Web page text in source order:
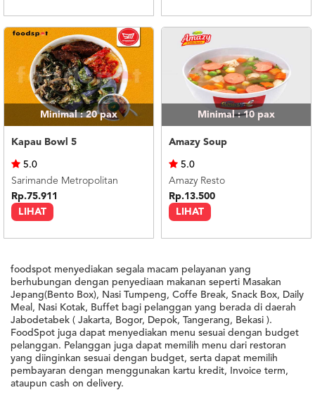
Minimal : 20pax
Kapau Bowl 5
LIHAT
5.0
Sarimande Metropolitan
Rp.75.911
Minimal : 10 pax
Amazy Soup
LIHAT
5.0
Amazy Resto
Rp.13.500
foodspot menyediakan segala macam pelayanan yang
berhubungan dengan penyediaan makanan seperti Masakan
Jepang(Bento Box), Nasi Tumpeng, Coffe Break, Snack Box, Daily
Meal, Nasi Kotak, Buffet bagi pelanggan yang berada di daerah
Jabodetabek ( Jakarta, Bogor, Depok, Tangerang, Bekasi ).
FoodSpot juga dapat menyediakan menu sesuai dengan budget
pelanggan. Pelanggan juga dapat memilih menu dari restoran
yang diinginkan sesuai dengan budget, serta dapat memilih
pembayaran dengan menggunakan kartu kredit, Invoice term,
ataupun cash on delivery.